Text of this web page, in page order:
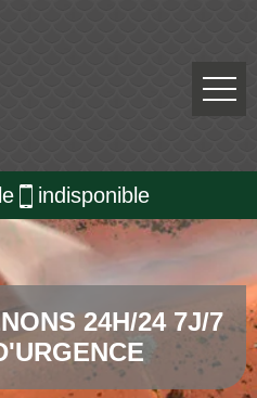
indisponible
24H/24 7J/7